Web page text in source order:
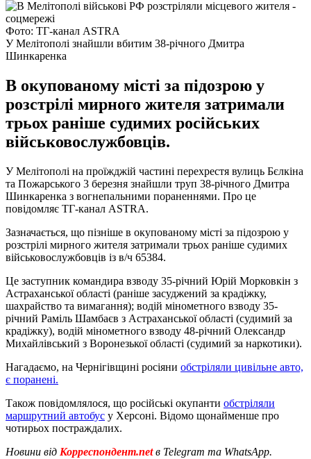
Фото: ТГ-канал ASTRA
У Мелітополі знайшли вбитим 38-річного Дмитра
Шинкаренка
В окупованому місті за підозрою у
розстрілі мирного жителя затримали
трьох раніше судимих російських
військовослужбовців.
У Мелітополі на проїжджій частині перехрестя вулиць Бєлкіна
та Пожарського 3 березня знайшли труп 38-річного Дмитра
Шинкаренка з вогнепальними пораненнями. Про це
повідомляє ТГ-канал ASTRA.
Зазначається, що пізніше в окупованому місті за підозрою у
розстрілі мирного жителя затримали трьох раніше судимих
військовослужбовців із в/ч 65384.
Це заступник командира взводу 35-річний Юрій Морковкін з
Астраханської області (раніше засуджений за крадіжку,
шахрайство та вимагання); водій мінометного взводу 35-
річний Раміль Шамбаєв з Астраханської області (судимий за
крадіжку), водій мінометного взводу 48-річний Олександр
Михайлівський з Воронезької області (судимий за наркотики).
Нагадаємо, на Чернігівщині росіяни обстріляли цивільне авто,
є поранені.
Також повідомлялося, що російські окупанти обстріляли
маршрутний автобус у Херсоні. Відомо щонайменше про
чотирьох постраждалих.
Новини від Корреспондент.netв Telegram та WhatsApp.